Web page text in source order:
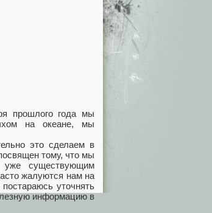
прошлого года мы
на океане, мы
это сделаем в
тому, что мы
уже существующим
жалуются нам на
уточнять
информацию в